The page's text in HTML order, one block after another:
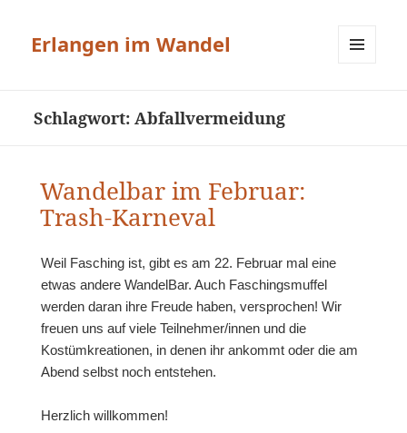
Erlangen im Wandel
Schlagwort:Abfallvermeidung
Wandelbar im Februar:
Trash-Karneval
Weil Fasching ist, gibt es am 22. Februar mal eine
etwas andere WandelBar. Auch Faschingsmuffel
werden daran ihre Freude haben, versprochen! Wir
freuen uns auf viele Teilnehmer/innen und die
Kostümkreationen, in denen ihr ankommt oder die am
Abend selbst noch entstehen.
Herzlich willkommen!